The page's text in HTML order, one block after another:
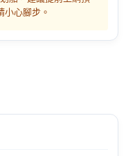
小心腳步。